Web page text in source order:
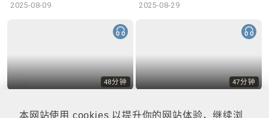
本网站使用 cookies 以提升你的网站体验，继续浏
2025-08-09 2025-08-29
48分钟
2025-08-22
47分钟
2025-08-15